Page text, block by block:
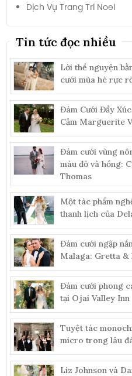
Dịch Vụ Trang Trí Noel
Tin tức đọc nhiều
Lời thề nguyện
cưới mùa hè rực
Đám Cưới Đầy
Cảm Marguerite
Đám cưới vùng
màu đỏ và hồng:
Thomas
Một tác phẩm
thanh lịch của
Đám cưới ngập
Malaga: Gretta &
Đám cưới phong
tại Ojai Valley Inn
Tuyệt tác
micro trong lâu
Liz Johnson và